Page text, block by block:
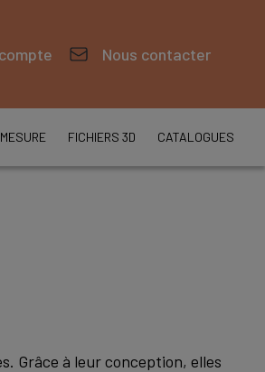
Nous contacter
FICHIERS 3D CATALOGUES
Grâce à leur conception, elles